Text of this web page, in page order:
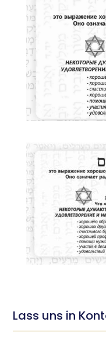
Lass uns in